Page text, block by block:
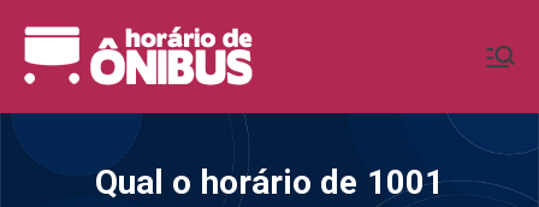
para
Ônibus BR
Horários de Ônibus de todo o
Qual o horário de 1001